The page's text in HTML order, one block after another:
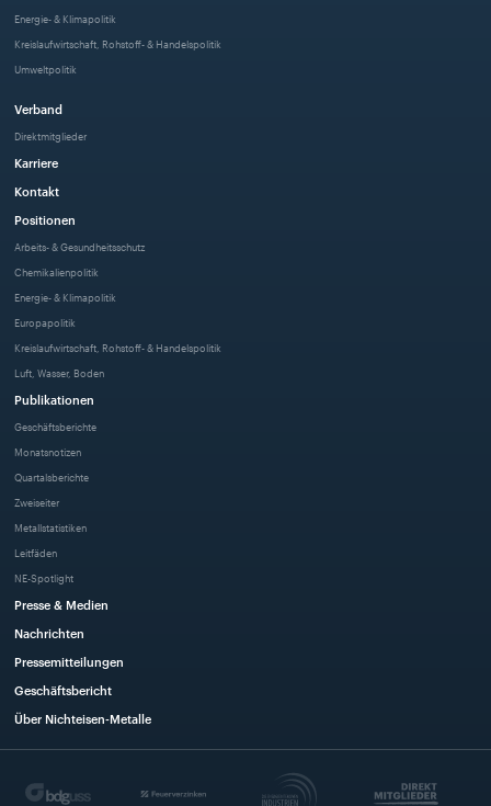
Energie- & Klimapolitik
Kreislaufwirtschaft, Rohstoff- & Handelspolitik
Umweltpolitik
Verband
Direktmitglieder
Karriere
Kontakt
Positionen
Arbeits- & Gesundheitsschutz
Chemikalienpolitik
Energie- & Klimapolitik
Europapolitik
Kreislaufwirtschaft, Rohstoff- & Handelspolitik
Luft, Wasser, Boden
Publikationen
Geschäftsberichte
Monatsnotizen
Quartalsberichte
Zweiseiter
Metallstatistiken
Leitfäden
NE-Spotlight
Presse & Medien
Nachrichten
Pressemitteilungen
Geschäftsbericht
Über Nichteisen-Metalle